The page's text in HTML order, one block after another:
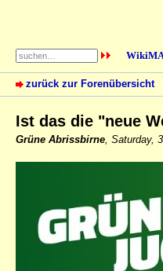
zurück zur Forenübersicht
Ist das die "neue
Grüne Abrissbirne Saturday,